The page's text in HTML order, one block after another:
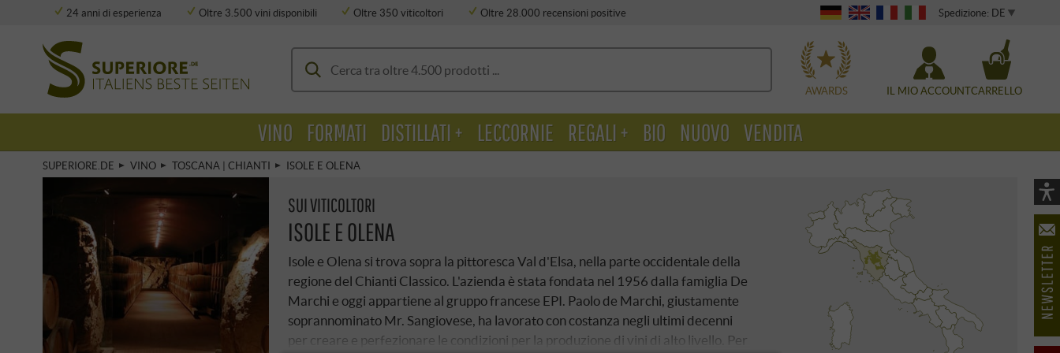
24 anni di esperienza Oltre 3.500 vini disponibili Oltre 350 viticoltori
Oltre 28.000 recensioni positive
WÄHLEN Spedizione: DE
AWARDS IL MIO ACCOUNTCARRELLO
SUPERIORE.DE VINO TOSCANA | CHIANTI ISOLE E OLENA
SUI VITICOLTORI
ISOLE E OLENA
Isole e Olena si trova sopra la pittoresca Val d'Elsa, nella parte occidentale della
regione del Chianti Classico. L'azienda è stata fondata nel 1956 dalla famiglia De
Marchi e oggi appartiene al gruppo francese EPI. Paolo de Marchi, giustamente
soprannominato Mr. Sangiovese, ha lavorato con costanza negli ultimi decenni
per creare e perfezionare le condizioni per la produzione di vini di alto livello. Per
VINO FORMATI DISTILLATI + LECCORNIE REGALI + BIO NUOVO VENDITA